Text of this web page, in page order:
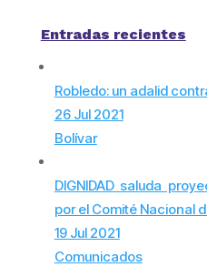
Entradas recientes
Robledo: un adalid
26 Jul 2021
Bolívar
DIGNIDAD saluda
por el Comité Nacional
19 Jul 2021
Comunicados